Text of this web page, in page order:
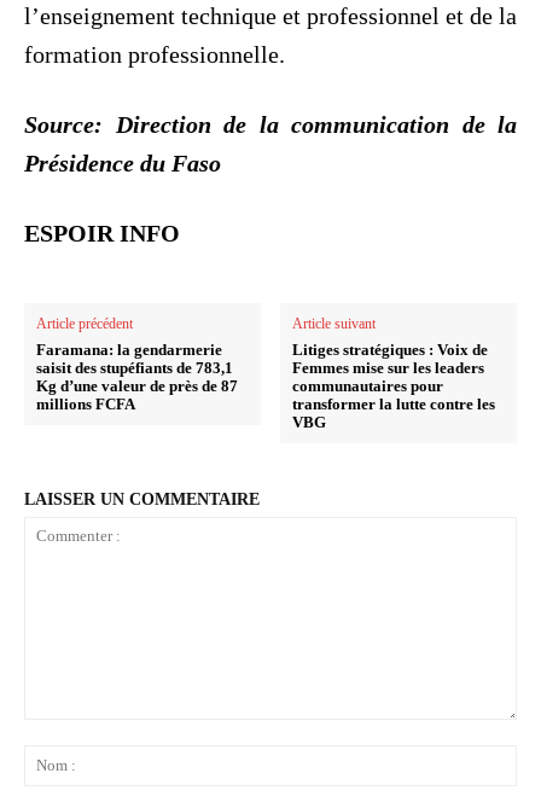
l’enseignement technique et professionnel et de la
formation professionnelle.
Source: Direction de la communication de la
Présidence du Faso
ESPOIR INFO
Article précédent
Faramana: la gendarmerie
saisit des stupéfiants de 783,1
Kg d’une valeur de près de 87
millions FCFA
Article suivant
Litiges stratégiques : Voix de
Femmes mise sur les leaders
communautaires pour
transformer la lutte contre les
VBG
LAISSER UN COMMENTAIRE